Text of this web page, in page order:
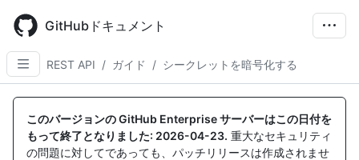
main
content
GitHubドキュメント
REST API / ガイド / シークレットを暗号化する
このバージョンの GitHub Enterprise サーバーはこの日付を
もって終了となりました: 2026-04-23. 重大なセキュリティ
の問題に対してであっても、パッチリリースは作成されませ